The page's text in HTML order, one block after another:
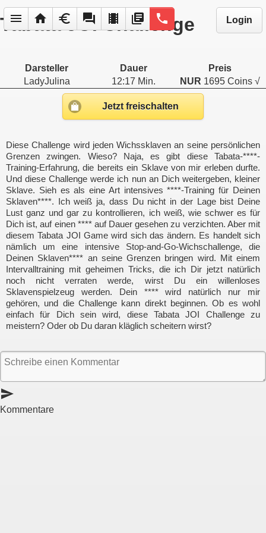
menu home euro forum local_movies library_books phone Login
Tabata JOI Challenge
Darsteller Dauer
Preis
LadyJulina
12:17 Min. NUR 1695 Coins √
Jetzt freischalten
Diese Challenge wird jeden Wichssklaven an seine persönlichen
Grenzen zwingen. Wieso? Naja, es gibt diese Tabata-****-
Training-Erfahrung, die bereits ein Sklave von mir erleben durfte.
Und diese Challenge werde ich nun an Dich weitergeben, kleiner
Sklave. Sieh es als eine Art intensives ****-Training für Deinen
Sklaven****. Ich weiß ja, dass Du nicht in der Lage bist Deine
Lust ganz und gar zu kontrollieren, ich weiß, wie schwer es für
Dich ist, auf einen **** auf Dauer gesehen zu verzichten. Aber mit
diesem Tabata JOI Game wird sich das ändern. Es handelt sich
nämlich um eine intensive Stop-and-Go-Wichschallenge, die
Deinen Sklaven**** an seine Grenzen bringen wird. Mit einem
Intervalltraining mit geheimen Tricks, die ich Dir jetzt natürlich
noch nicht verraten werde, wirst Du ein willenloses
Sklavenspielzeug werden. Dein **** wird natürlich nur mir
gehören, und die Challenge kann direkt beginnen. Ob es wohl
einfach für Dich sein wird, diese Tabata JOI Challenge zu
meistern? Oder ob Du daran kläglich scheitern wirst?
send
Kommentare